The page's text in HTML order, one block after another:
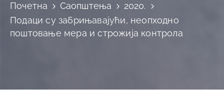
Почетна Саопштења
2020.
Подаци су забрињавајући, неопходно
поштовање мера и строжија контрола